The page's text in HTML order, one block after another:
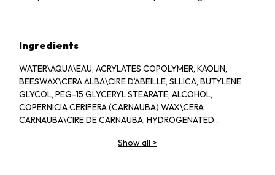
Ingredients
WATER\AQUA\EAU, ACRYLATES COPOLYMER, KAOLIN,
BEESWAX\CERA ALBA\CIRE D’ABEILLE, SLLICA, BUTYLENE
GLYCOL, PEG-15 GLYCERYL STEARATE, ALCOHOL,
COPERNICIA CERIFERA (CARNAUBA) WAX\CERA
CARNAUBA\CIRE DE CARNAUBA, HYDROGENATED
TOCOPHEROL, SIMMONDSIA CHINENSIS (JOJOBA) SEED OIL,
Show all >